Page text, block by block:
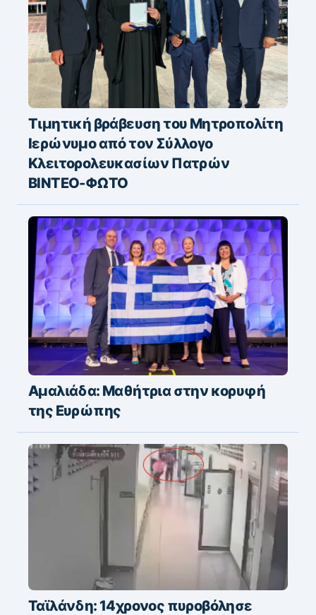
Τιμητική βράβευση του Μητροπολίτη
Ιερώνυμο από τον Σύλλογο
Κλειτορολευκασίων Πατρών
ΒΙΝΤΕΟ-ΦΩΤΟ
Αμαλιάδα: Μαθήτρια στην κορυφή
της Ευρώπης
Ταϊλάνδη: 14χρονος πυροβόλησε